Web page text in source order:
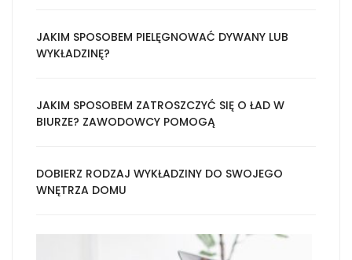
JAKIM SPOSOBEM PIELĘGNOWAĆ DYWANY LUB
WYKŁADZINĘ?
JAKIM SPOSOBEM ZATROSZCZYĆ SIĘ O ŁAD W
BIURZE? ZAWODOWCY POMOGĄ
DOBIERZ RODZAJ WYKŁADZINY DO SWOJEGO
WNĘTRZA DOMU